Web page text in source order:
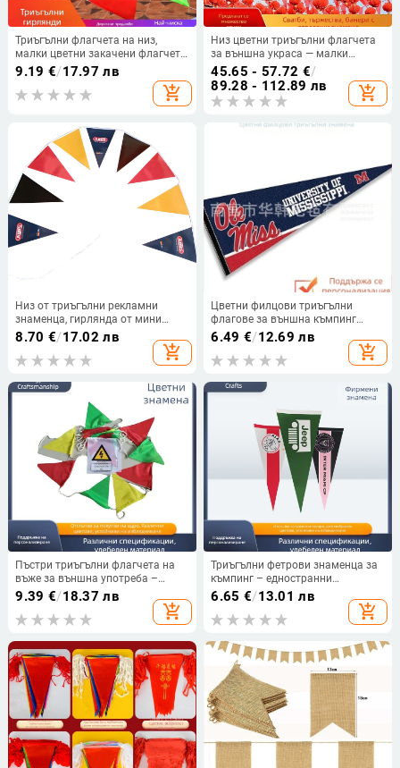
Триъгълни флагчета на низ,
малки цветни закачени флагчета,
украса за откриване, строителни
обекти, сватбени тържества и
празници
9.19 €/17.97 лв
add_shopping_cart
Низ цветни триъгълни флагчета
за външна украса — малки
червени флагчета за сватби и
детски градини
45.65 - 57.72 €/
89.28 - 112.89 лв
add_shopping_cart
Низ от триъгълни рекламни
знаменца, гирлянда от мини
разноцветни флагчета с цифров
8.70 €/17.02 лв
add_shopping_cart
Цветни филцови триъгълни
флагове за външна къмпинг
декорация, нетъкан плат, размер
20x45 см, без флагшток,
възможност за дигитален печат
6.49 €/12.69 лв
add_shopping_cart
Пъстри триъгълни флагчета на
въже за външна употреба –
декоративна гирлянда за
откривания, празници и сватби
9.39 €/18.37 лв
add_shopping_cart
Триъгълни фетрови знаменца за
къмпинг – едностранни
декоративни флагове за палатка
6.65 €/13.01 лв
add_shopping_cart